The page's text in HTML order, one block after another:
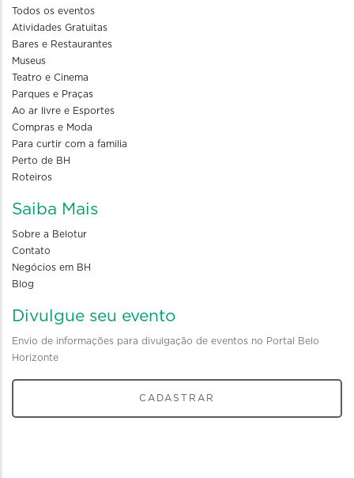
Todos os eventos
Atividades Gratuitas
Bares e Restaurantes
Museus
Teatro e Cinema
Parques e Praças
Ao ar livre e Esportes
Compras e Moda
Para curtir com a familia
Perto de BH
Roteiros
Saiba Mais
Sobre a Belotur
Contato
Negócios em BH
Blog
Divulgue seu evento
Envio de informações para divulgação de eventos no Portal Belo
Horizonte
CADASTRAR